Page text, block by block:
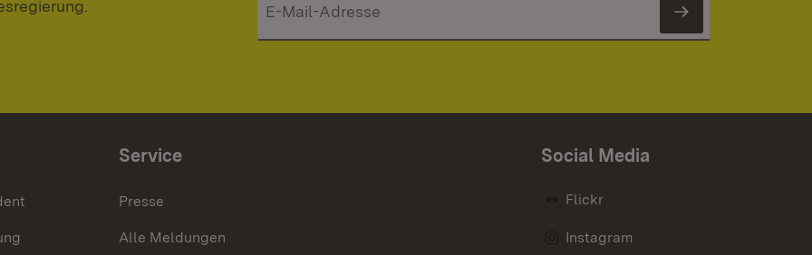
Newsletter
Service
Presse
Alle Meldungen
Social Media
Flickr
Instagram